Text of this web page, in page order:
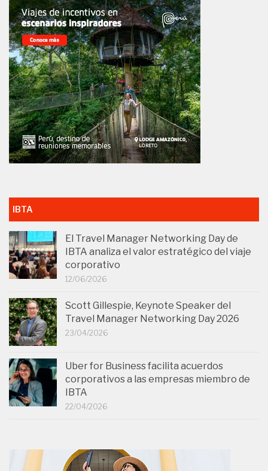
IBTA
El Travel Manager Networking Day de
IBTA analiza el valor estratégico del viaje
corporativo
12/06/2026
Scott Gillespie, Keynote Speaker del
Travel Manager Networking Day 2026
23/04/2026
Uber for Business facilita acuerdos
corporativos a las empresas miembro de
IBTA
22/04/2026